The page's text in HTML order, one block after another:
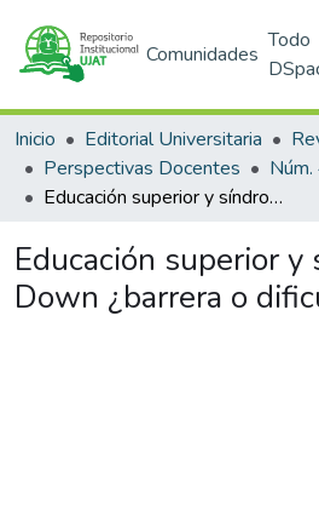
Comunidades
Todo
Inicio Editorial Universitaria
Perspectivas Docentes
Educación superior y síndrome de Down ¿barrera o dificultad
Educación superior y
Down ¿barrera o